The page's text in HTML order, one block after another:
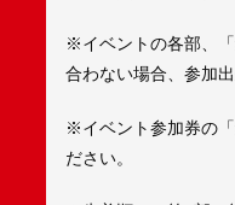
※イベントの各部、
合わない場合、参加
※イベント参加券の
ださい。